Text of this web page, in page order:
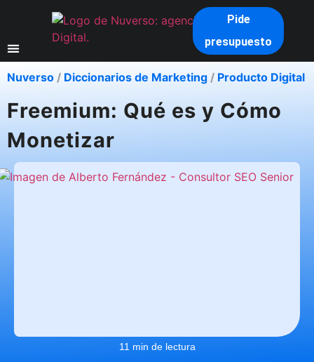
Pide
presupuesto
Nuverso / Diccionarios de Marketing / Producto Digital
Freemium: Qué es y Cómo
Monetizar
11 min de lectura